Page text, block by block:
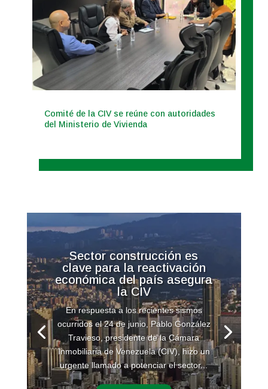
Comité de la CIV se reúne con autoridades
del Ministerio de Vivienda
Sector construcción es
clave para la reactivación
económica del país asegura
la CIV
En respuesta a los recientes sismos
ocurridos el 24 de junio, Pablo González
Travieso, presidente de la Cámara
Inmobiliaria de Venezuela (CIV), hizo un
urgente llamado a potenciar el sector...